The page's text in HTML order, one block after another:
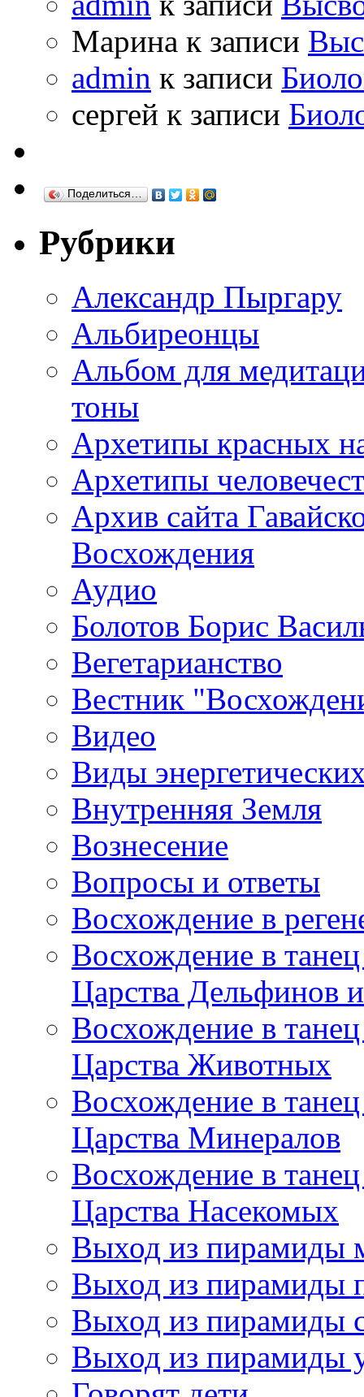
Марина к записи
admin к записи
сергей к записи
Поделиться…
Рубрики
Александр Пыргару
Альбиреонцы
Альбом для
тоны
Архетипы красных
Архетипы
Архив сайта
Восхождения
Аудио
Болотов Борис
Вегетарианство
Вестник
Видео
Виды
Внутренняя Земля
Вознесение
Вопросы и ответы
Восхождение в
Восхождение в
Царства Дельфинов
Восхождение в
Царства Животных
Восхождение в
Царства Минералов
Восхождение в
Царства Насекомых
Выход из пирамиды
Выход из пирамиды
Выход из пирамиды
Выход из пирамиды